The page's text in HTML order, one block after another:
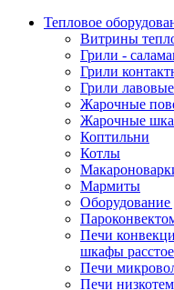
Тепловое
Витрины
Грили -
Грили
Грили лавовые
Жарочные
Жарочные
Коптильни
Котлы
Мармиты
Оборудование
Печи
шкафы
Печи
Печи